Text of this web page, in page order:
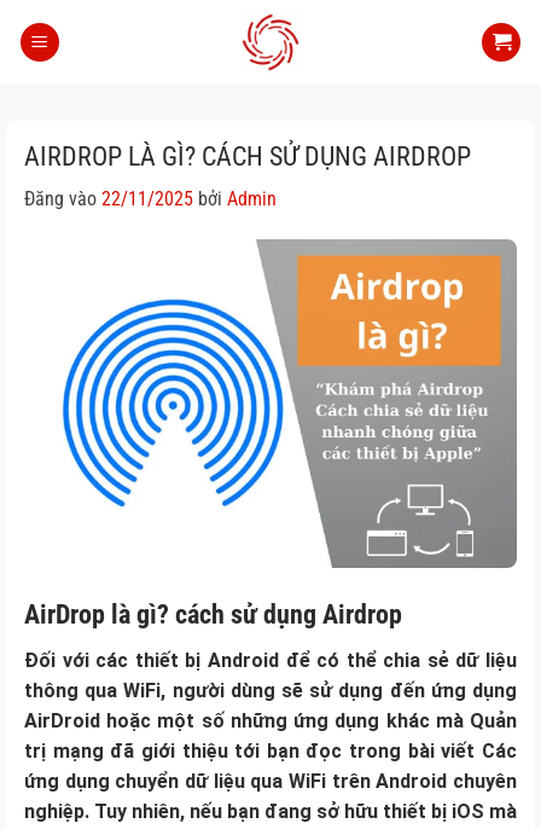
qua
AIRDROP LÀ GÌ? CÁCH SỬ DỤNG AIRDROP
Đăng vào 22/11/2025 bởi Admin
AirDrop là gì? cách sử dụng Airdrop
Đối với các thiết bị Android để có thể chia sẻ dữ liệu
thông qua WiFi, người dùng sẽ sử dụng đến ứng dụng
AirDroid hoặc một số những ứng dụng khác mà Quản
trị mạng đã giới thiệu tới bạn đọc trong bài viết Các
ứng dụng chuyển dữ liệu qua WiFi trên Android chuyên
nghiệp. Tuy nhiên, nếu bạn đang sở hữu thiết bị iOS mà